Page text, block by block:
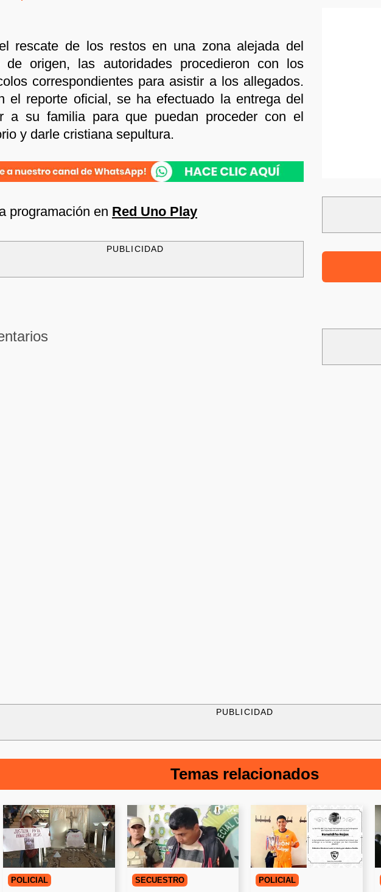
rescate de los restos en una zona alejada del
de origen, las autoridades procedieron con los
correspondientes para asistir a los allegados.
el reporte oficial, se ha efectuado la entrega del
a su familia para que puedan proceder con el
y darle cristiana sepultura.
programación en Red Uno Play
PUBLICIDAD
PUBLICIDAD
Temas relacionados
POLICIAL SECUESTRO POLICIAL